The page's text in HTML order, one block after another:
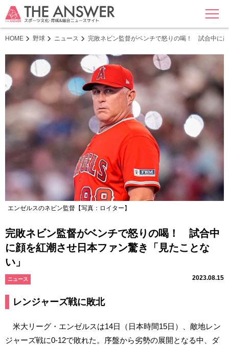
MENU
HOME 野球 ニュース 完敗ネビン監督がベンチで怒りの喝！ 試合中に
エンゼルスのネビン監督【写真：ロイター】
完敗ネビン監督がベンチで怒りの喝！ 試合中
に顔を紅潮させ日本ファン驚き「見たことな
い」
ニュース 2023.08.15
レンジャーズ戦に敗北
米大リーグ・エンゼルスは14日（日本時間15日）、敵地レン
ジャーズ戦に0-12で敗れた。序盤から劣勢の展開となる中、ダ